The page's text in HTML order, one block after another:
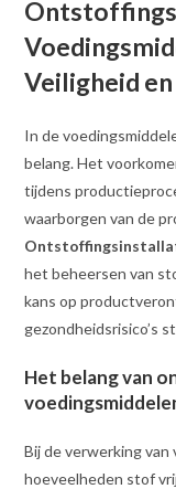
Veiligheid
In de
belang. Het
tijdens
waarborgen van de
het beheersen van
kans op
gezondheidsrisico’s
Het belang van
Bij de verwerking
hoeveelheden stof